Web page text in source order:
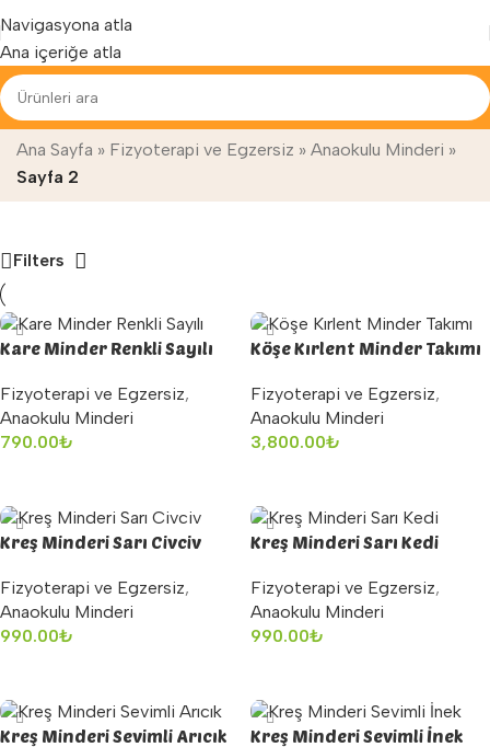
Navigasyona atla
Ana içeriğe atla
Yenilenen arayüzümüz ile hizmetinizdeyiz...
Anaokulu Minderi
Ana Sayfa » Fizyoterapi ve Egzersiz » Anaokulu Minderi »
Sayfa 2
Filters
Kare Minder Renkli Sayılı
Fizyoterapi ve Egzersiz,
Anaokulu Minderi
790.00₺
Köşe Kırlent Minder Takımı
Fizyoterapi ve Egzersiz,
Anaokulu Minderi
3,800.00₺
Kreş Minderi Sarı Civciv
Fizyoterapi ve Egzersiz,
Anaokulu Minderi
990.00₺
Kreş Minderi Sarı Kedi
Fizyoterapi ve Egzersiz,
Anaokulu Minderi
990.00₺
Kreş Minderi Sevimli Arıcık Kreş Minderi Sevimli İnek